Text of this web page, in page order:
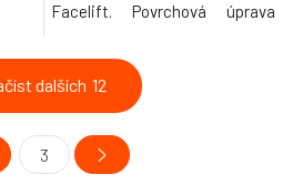
Facelift. Povrchová úprava
dalších 12
3